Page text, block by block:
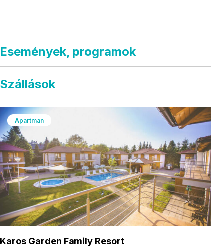
Események, programok
Szállások
Apartman
Karos Garden Family Resort